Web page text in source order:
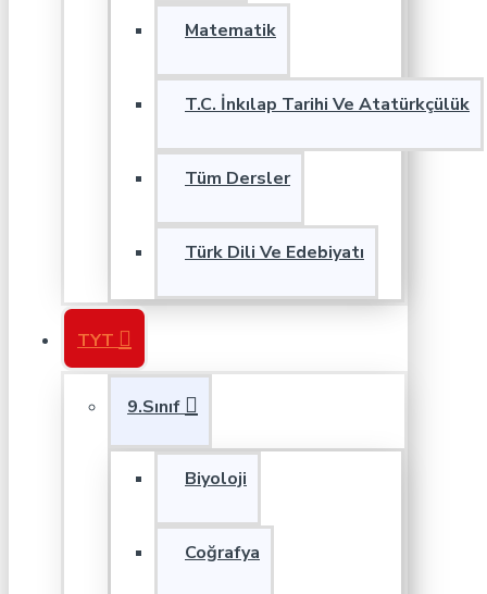
Matematik
T.C. İnkılap Tarihi Ve Atatürkçülük
Tüm Dersler
Türk Dili Ve Edebiyatı
TYT
9.Sınıf
Biyoloji
Coğrafya